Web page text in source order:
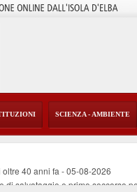
SCIENZA - AMBIENTE
40 anni fa -05-08-2026
di salvataggio e primo soccorso